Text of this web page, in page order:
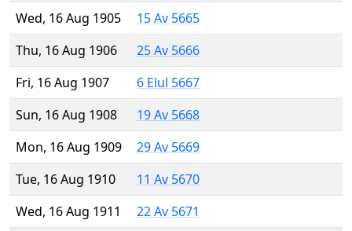
Wed, 16 Aug 1905
15 Av 5665
Thu, 16 Aug 1906
25 Av 5666
Fri, 16 Aug 1907
6 Elul 5667
Sun, 16 Aug 1908
19 Av 5668
Mon, 16 Aug 1909
29 Av 5669
Tue, 16 Aug 1910
11 Av 5670
Wed, 16 Aug 1911
22 Av 5671